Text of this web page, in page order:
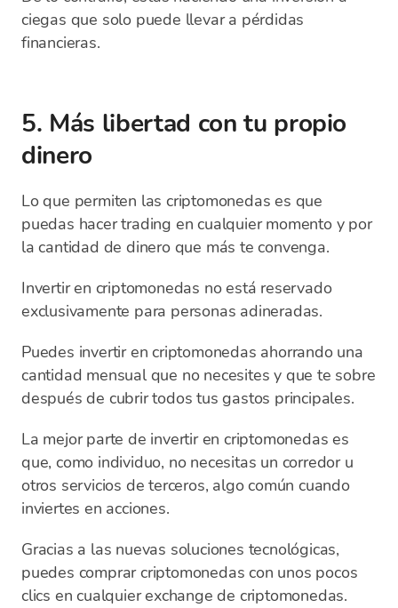
ciegas que solo puede llevar a pérdidas
financieras.
5. Más libertad con tu propio
dinero
Lo que permiten las criptomonedas es que
puedas hacer trading en cualquier momento y por
la cantidad de dinero que más te convenga.
Invertir en criptomonedas no está reservado
exclusivamente para personas adineradas.
Puedes invertir en criptomonedas ahorrando una
cantidad mensual que no necesites y que te sobre
después de cubrir todos tus gastos principales.
La mejor parte de invertir en criptomonedas es
que, como individuo, no necesitas un corredor u
otros servicios de terceros, algo común cuando
inviertes en acciones.
Gracias a las nuevas soluciones tecnológicas,
puedes comprar criptomonedas con unos pocos
clics en cualquier exchange de criptomonedas.